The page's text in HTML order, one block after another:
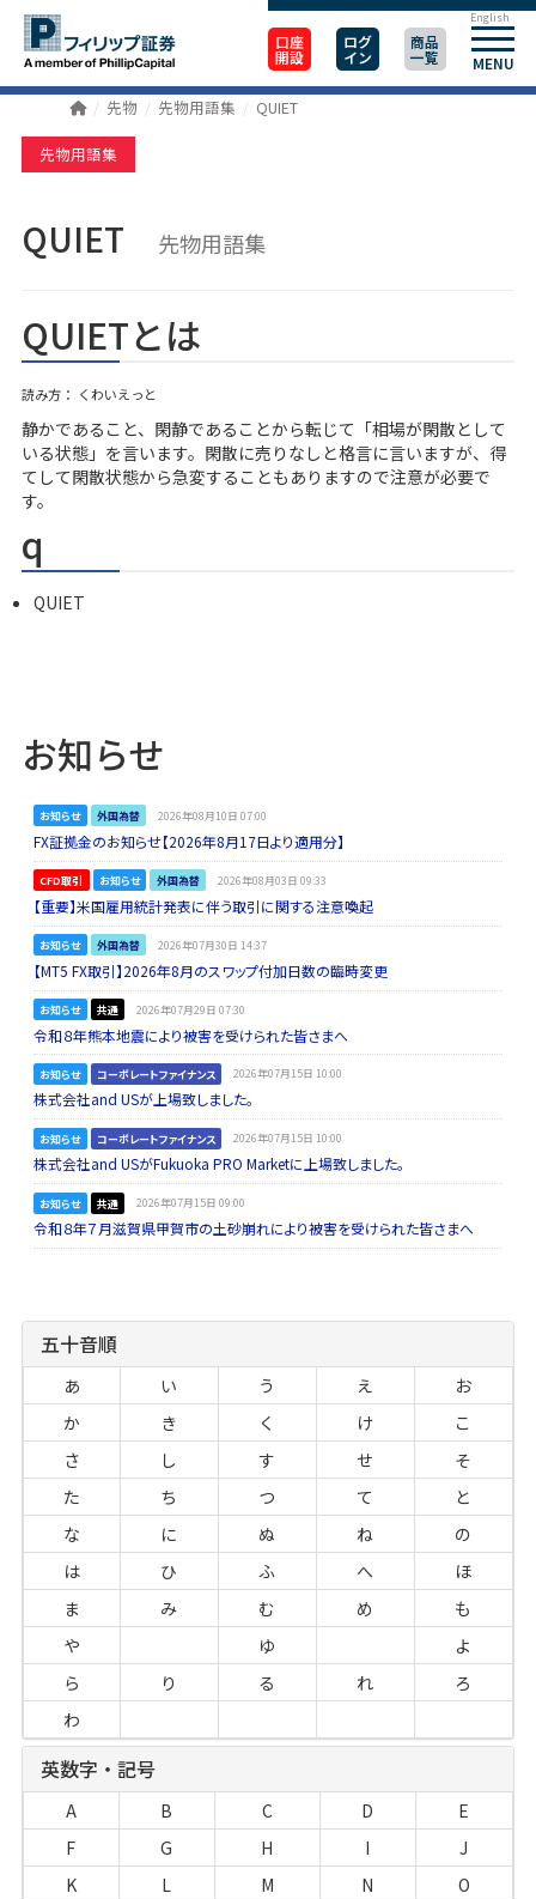
口座
開設
ログ
イン
商品
一覧 MENU
English
先物 先物用語集 QUIET
先物用語集
QUIET 先物用語集
QUIETとは
読み方： くわいえっと
静かであること、閑静であることから転じて「相場が閑散として
いる状態」を言います。閑散に売りなしと格言に言いますが、得
てして閑散状態から急変することもありますので注意が必要で
す。
q
QUIET
お知らせ
お知らせ 外国為替 2026年08月10日 07:00
FX証拠金のお知らせ【2026年8月17日より適用分】
CFD取引 お知らせ 外国為替 2026年08月03日 09:33
【重要】米国雇用統計発表に伴う取引に関する注意喚起
お知らせ 外国為替 2026年07月30日 14:37
【MT5 FX取引】2026年8月のスワップ付加日数の臨時変更
お知らせ 共通 2026年07月29日 07:30
令和８年熊本地震により被害を受けられた皆さまへ
お知らせ コーポレートファイナンス 2026年07月15日 10:00
株式会社and USが上場致しました。
お知らせ コーポレートファイナンス 2026年07月15日 10:00
株式会社and USがFukuoka PRO Marketに上場致しました。
お知らせ 共通 2026年07月15日 09:00
令和８年７月滋賀県甲賀市の土砂崩れにより被害を受けられた皆さまへ
五十音順
あ い う え
お
か
き く け
こ
さ
し す せ
そ
た
ち つ て
と
な
に ぬ ね
の
は
ひ ふ へ
ほ
ま
み む め
も
や
ゆ
よ
ら
り る れ
ろ
わ
英数字・記号
A B C D
E
F
G H I
J
K
L M N
O